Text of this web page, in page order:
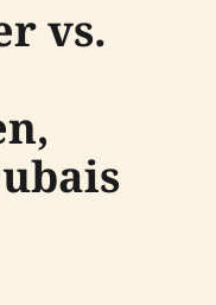
vs.